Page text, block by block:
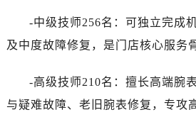
-中级技师256名：可独立完成
及中度故障修复，是门店核心服务
-高级技师210名：擅长高端腕
与疑难故障、老旧腕表修复，专攻